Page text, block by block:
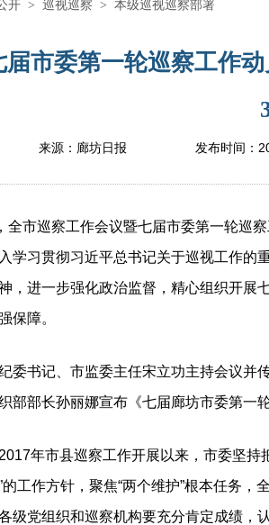
开 > 巡视巡察 > 本级巡视巡察部署
市委第一轮巡察工作
来源：廊坊日报 发布时间：
巡察工作会议暨七届市委第一轮巡察
学习贯彻习近平总书记关于巡视工作的
，进一步强化政治监督，精心组织开展
保障。
书记、市监委主任宋立功主持会议并
部部长孙丽娜宣布《七届廊坊市委第一
年市县巡察工作开展以来，市委坚持
工作方针，聚焦“两个维护”根本任务
级党组织和巡察机构要充分肯定成绩，